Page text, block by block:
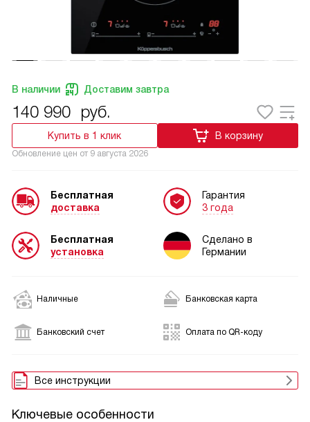
В наличии Доставим завтра
140 990 руб.
Купить в 1 клик В корзину
Обновление цен от 9 августа 2026
Бесплатная
доставка
Бесплатная
установка
Гарантия
3 года
Сделано в
Германии
Наличные Банковская карта
Банковский счет Оплата по QR-коду
Все инструкции
Ключевые особенности